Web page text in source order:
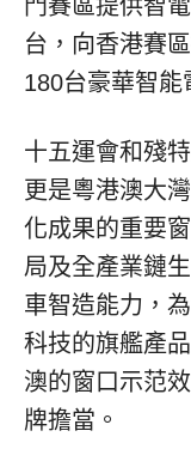
門賽區提供智
台，向香港賽
180台豪華智能
十五運會和殘
更是粵港澳大
化成果的重要
局及全產業鏈
車智造能力，
科技的旗艦產
澳的窗口示范
牌擔當。